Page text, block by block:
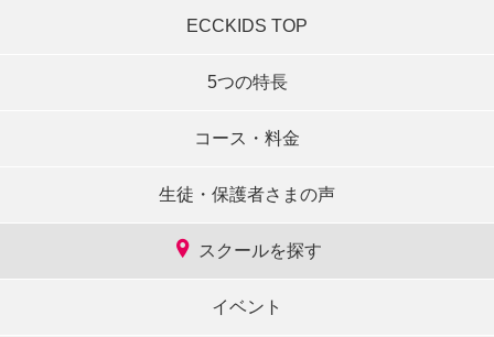
ECCKIDS TOP
5つの特長
コース・料金
生徒・保護者さまの声
スクールを探す
イベント